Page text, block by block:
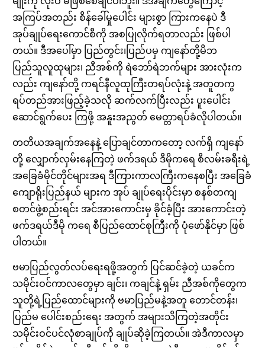
အကြပ်အတည်း စိန်ခေါ်မှုပေါင်း များစွာ ကြားကနေပဲ ဒီ
အုပ်ချုပ်ရေးကောင်စီကို အစပြုလိုက်ရတာလည်း ဖြစ်ပါ
တယ်။ ဒီအပေါ်မှာ ပြည်တွင်း၊ပြည်ပမှ ကျနော်တို့မိဘ
ပြည်သူလူထုများ၊ ညီအစ်ကို ရဲဘော်ရဲဘက်များ အားလုံးက
လည်း ကျနော်တို့ ကရင်နီလူထုကြီးတရပ်လုံးနဲ့ အတူတကွ
ရပ်တည်အားဖြည့်ခဲ့သလို ဆက်လက်ပြီးလည်း ပူးပေါင်း
ဆောင်ရွက်ပေး ကြဖို့ အနူးအညွတ် မေတ္တာရပ်ခံလိုပါတယ်။
တတိယအချက်အနေနဲ့ ပြောချင်တာကတော့ လက်ရှိ ကျနော်
တို့ လျှောက်လှမ်းနေကြတဲ့ ဖက်ဒရယ် ဒီမိုကရေ စီလမ်းခရီးရဲ့
အခြေခံမိုင်တိုင်များအရ ဒီကြားကာလကြီးကနေစပြီး အခြေခံ
ကျောရိုးပြည်နယ် များက အုပ် ချုပ်ရေးပိုင်းမှာ စနစ်တကျ
စတင်ဖွဲ့စည်းရင်း အင်အားကောင်းမှ ခိုင်ခံ့ပြီး အားကောင်းတဲ့
ဖက်ဒရယ်ဒီမို ကရေ စီပြည်ထောင်စုကြီးကို ပုံဖော်နိုင်မှာ ဖြစ်
ပါတယ်။
ဗမာပြည်လွတ်လပ်ရေးရဖို့အတွက် ပြင်ဆင်ခဲ့တဲ့ ယခင်က
သမိုင်းဝင်ကာလတွေမှာ ချင်း၊ ကချင်နဲ့ ရှမ်း ညီအစ်ကိုတွေက
သူတို့ရဲ့ပြည်ထောင်များကို ဗမာပြည်မနဲ့အတူ တောင်တန်း၊
ပြည်မ ပေါင်းစည်းရေး အတွက် အများသိကြတဲ့အတိုင်း
သမိုင်းဝင်ပင်လုံစာချုပ်ကို ချုပ်ဆိုခဲ့ကြတယ်။ အဲဒီကာလမှာ